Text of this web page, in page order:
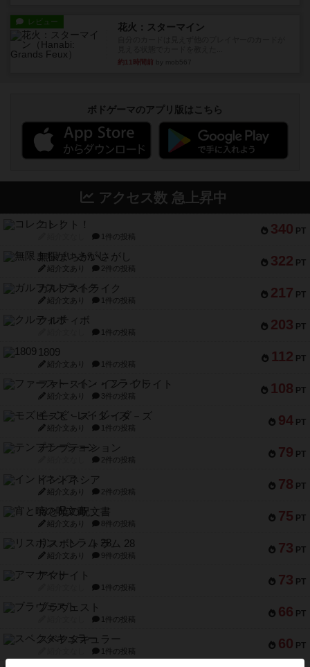
レビュー 花火：スターマイン
約11時間前
ボドゲーマのアプリ版はこちら
アクセス数 急上昇中
340 PT
コレクト！
1件の投稿
322 PT
無限まちがいさがし
紹介文あり 2件の投稿
217 PT
ガルフストライク
紹介文あり 1件の投稿
203 PT
クルティボ
1件の投稿
112 PT
1809
紹介文あり 1件の投稿
108 PT
ファースト・イン・フライト
紹介文あり 3件の投稿
94 PT
モズビ－ズ・レイダ－ズ
紹介文あり 1件の投稿
79 PT
テンプテーション
2件の投稿
78 PT
インドネシア
紹介文あり 2件の投稿
75 PT
宵と暁の呪文書
紹介文あり 8件の投稿
73 PT
リスボン・トラム 28
紹介文あり 9件の投稿
73 PT
アマナイト
1件の投稿
66 PT
ブラヴェスト
1件の投稿
60 PT
スペクタキュラー
1件の投稿